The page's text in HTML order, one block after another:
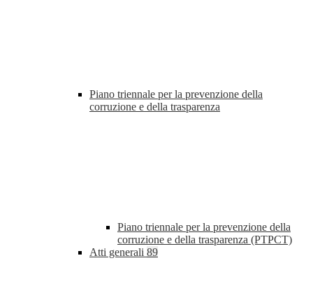
Piano triennale per la prevenzione della
corruzione e della trasparenza
Piano triennale per la prevenzione della
corruzione e della trasparenza (PTPCT)
Atti generali 89